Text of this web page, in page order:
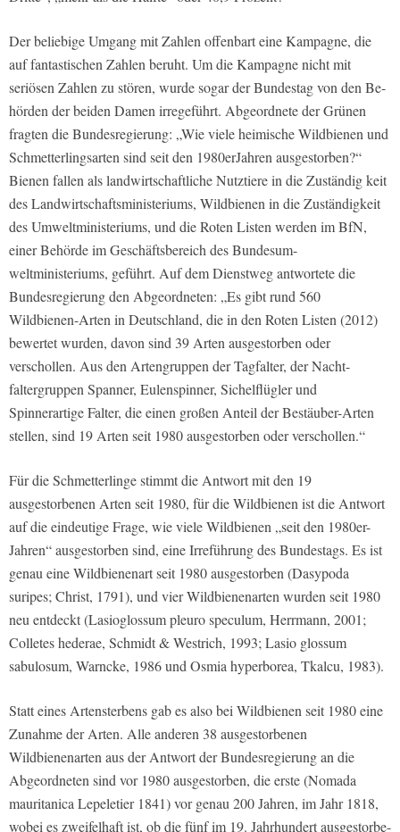
Der beliebige Umgang mit Zahlen of­fenbart eine Kampagne, die
auf fantas­tischen Zahlen beruht. Um die Kampa­gne nicht mit
seriösen Zahlen zu stören, wurde sogar der Bundestag von den Be­
hörden der beiden Damen irregeführt. Abgeordnete der Grünen
fragten die Bundesregierung: „Wie viele heimische Wildbienen­ und
Schmetterlingsarten sind seit den 1980er­Jahren ausgestor­ben?“
Bienen fallen als landwirtschaft­liche Nutztiere in die Zuständig­ keit
des Landwirtschaftsministeriums, Wildbienen in die Zuständigkeit
des Umweltministeriums, und die Roten Listen werden im BfN,
einer Behörde im Geschäftsbereich des Bundesum­
weltministeriums, geführt. Auf dem Dienstweg antwortete die
Bundesregie­rung den Abgeordneten: „Es gibt rund 560
Wildbienen­-Arten in Deutschland, die in den Roten Listen (2012)
bewertet wurden, davon sind 39 Arten ausge­storben oder
verschollen. Aus den Artengruppen der Tagfalter, der Nacht­
faltergruppen Spanner, Eulenspinner, Sichelflügler und
Spinnerartige Falter, die einen großen Anteil der Bestäu­ber­-Arten
stellen, sind 19 Arten seit 1980 ausgestorben oder verschollen.“
Für die Schmetterlinge stimmt die Antwort mit den 19
ausgestorbenen Ar­ten seit 1980, für die Wildbienen ist die Antwort
auf die eindeutige Frage, wie viele Wildbienen „seit den 1980er­-
Jah­ren“ ausgestorben sind, eine Irrefüh­rung des Bundestags. Es ist
genau eine Wildbienenart seit 1980 ausgestorben (Dasypoda
suripes; Christ, 1791), und vier Wildbienenarten wurden seit 1980
neu entdeckt (Lasioglossum pleuro­ speculum, Herrmann, 2001;
Colletes he­derae, Schmidt & Westrich, 1993; Lasio­ glossum
sabulosum, Warncke, 1986 und Osmia hyperborea, Tkalcu, 1983).
Statt eines Artensterbens gab es also bei Wildbienen seit 1980 eine
Zunahme der Arten. Alle anderen 38 ausgestorbe­nen
Wildbienenarten aus der Antwort der Bundesregierung an die
Abgeord­neten sind vor 1980 ausgestorben, die erste (Nomada
mauritanica Lepeletier 1841) vor genau 200 Jahren, im Jahr 1818,
wobei es zweifelhaft ist, ob die fünf im 19. Jahrhundert ausgestorbe­